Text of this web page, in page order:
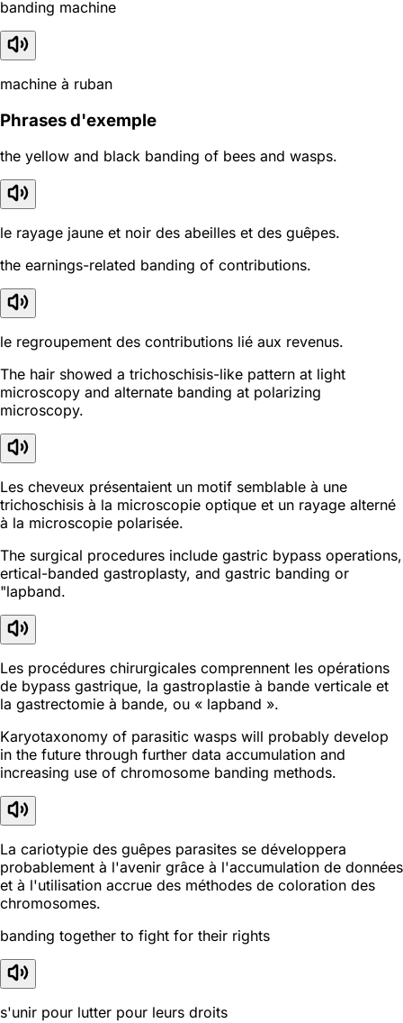
banding machine
machine à ruban
Phrases d'exemple
the yellow and black banding of bees and wasps.
le rayage jaune et noir des abeilles et des guêpes.
the earnings-related banding of contributions.
le regroupement des contributions lié aux revenus.
The hair showed a trichoschisis-like pattern at light
microscopy and alternate banding at polarizing
microscopy.
Les cheveux présentaient un motif semblable à une
trichoschisis à la microscopie optique et un rayage alterné
à la microscopie polarisée.
The surgical procedures include gastric bypass operations,
ertical-banded gastroplasty, and gastric banding or
"lapband.
Les procédures chirurgicales comprennent les opérations
de bypass gastrique, la gastroplastie à bande verticale et
la gastrectomie à bande, ou « lapband ».
Karyotaxonomy of parasitic wasps will probably develop
in the future through further data accumulation and
increasing use of chromosome banding methods.
La cariotypie des guêpes parasites se développera
probablement à l'avenir grâce à l'accumulation de données
et à l'utilisation accrue des méthodes de coloration des
chromosomes.
banding together to fight for their rights
s'unir pour lutter pour leurs droits